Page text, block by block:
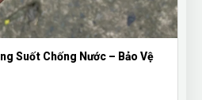
Dây Đeo Thẻ In Ấn Thiết Kế Theo Yêu